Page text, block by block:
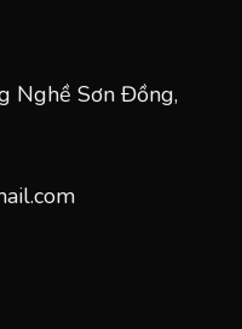
Nghề Sơn Đồng,